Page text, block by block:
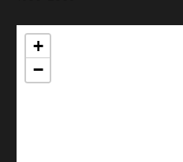
+
−